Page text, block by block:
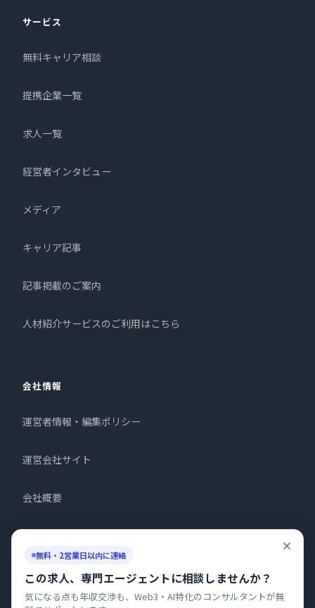
無料・2営業日以内に連絡
この求人、専門エージェントに相談しませんか？
気になる点も年収交渉も、Web3・AI特化のコンサルタントが無
サービス
無料キャリア相談
提携企業一覧
求人一覧
経営者インタビュー
メディア
キャリア記事
記事掲載のご案内
人材紹介サービスのご利用はこちら
会社情報
運営者情報・編集ポリシー
運営会社サイト
会社概要
プライバシーポリシー